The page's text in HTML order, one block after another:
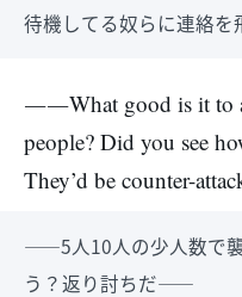
待機してる奴らに連絡
――What good is it to
people? Did you see
They’d be counter-
――5人10人の少人数で
う？返り討ちだ――